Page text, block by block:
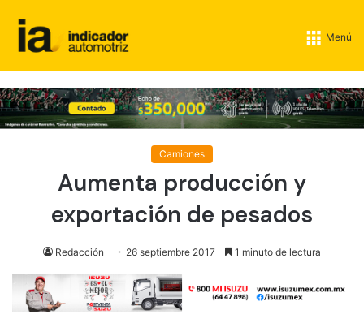
Menú
Camiones
Aumenta producción y
exportación de pesados
Redacción 26 septiembre 2017 1 minuto de lectura